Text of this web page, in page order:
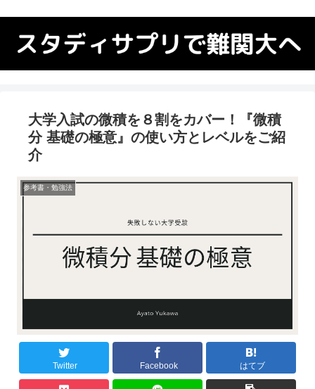
大学入試の微積を８割をカバー！『微積
分 基礎の極意』の使い方とレベルをご紹
介
参考書・勉強法
Twitter Facebook はてブ